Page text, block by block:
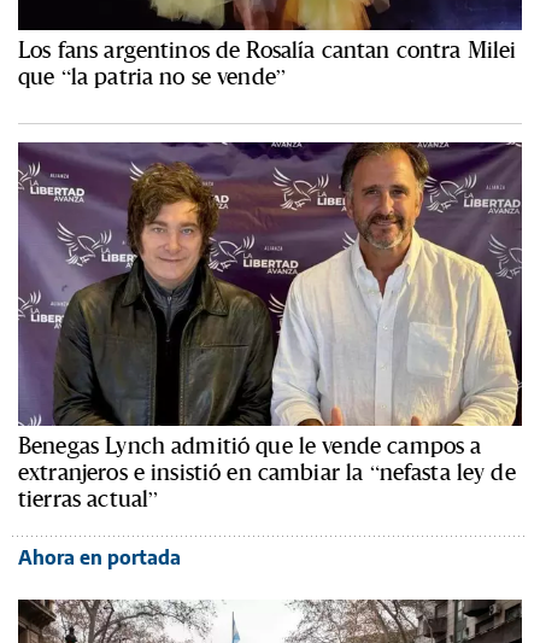
Los fans argentinos de Rosalía cantan contra Milei
que “la patria no se vende”
Benegas Lynch admitió que le vende campos a
extranjeros e insistió en cambiar la “nefasta ley de
tierras actual”
Ahora en portada